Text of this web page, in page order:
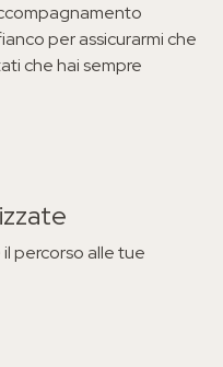
per assicurarmi che
che hai sempre
percorso alle tue